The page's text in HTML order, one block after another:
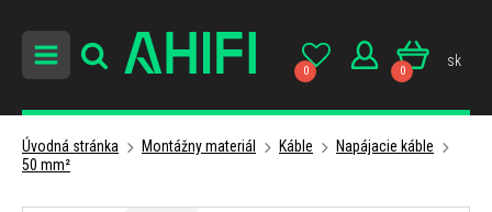
0 0
sk
Úvodná stránka Montážny materiál Káble
Napájacie káble
50 mm²